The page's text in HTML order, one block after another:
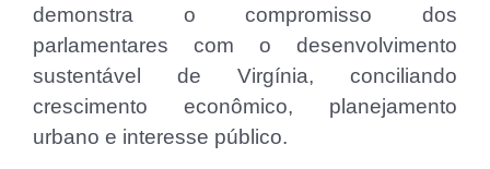
demonstra o compromisso dos
parlamentares com o desenvolvimento
sustentável de Virgínia, conciliando
crescimento econômico, planejamento
urbano e interesse público.